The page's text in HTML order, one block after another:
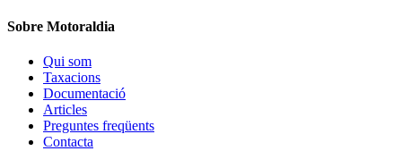
Sobre Motoraldia
Qui som
Taxacions
Documentació
Articles
Preguntes freqüents
Contacta